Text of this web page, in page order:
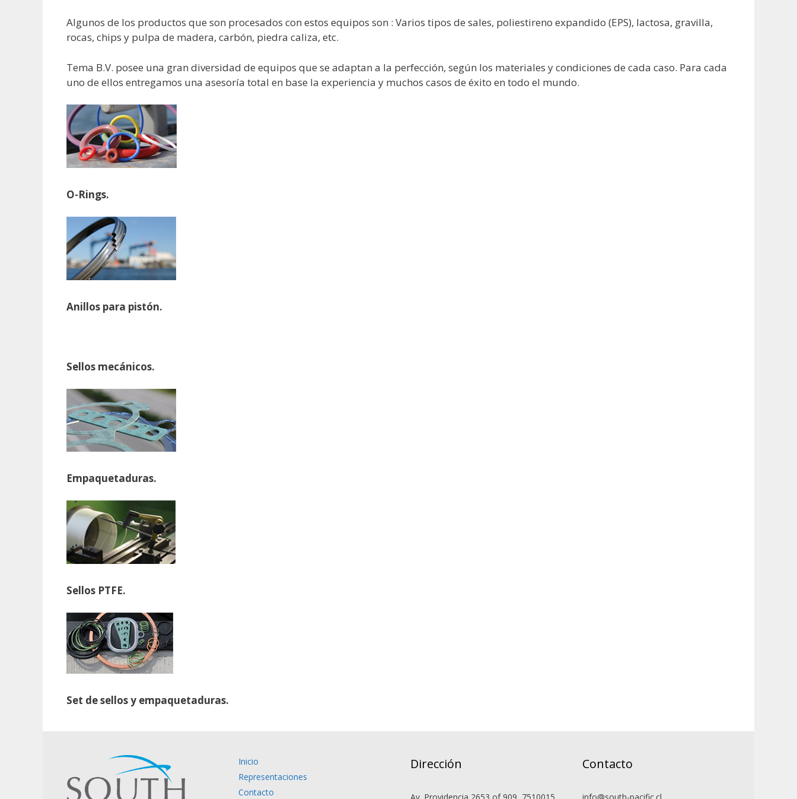
Algunos de los productos que son procesados con estos equipos son : Varios tipos de sales, poliestireno expandido (EPS), lactosa, gravilla,
rocas, chips y pulpa de madera, carbón, piedra caliza, etc.
Tema B.V. posee una gran diversidad de equipos que se adaptan a la perfección, según los materiales y condiciones de cada caso. Para cada
uno de ellos entregamos una asesoría total en base la experiencia y muchos casos de éxito en todo el mundo.
O-Rings.
Anillos para pistón.
Sellos mecánicos.
Empaquetaduras.
Sellos PTFE.
Set de sellos y empaquetaduras.
Inicio
Representaciones
Contacto
Dirección
Av. Providencia 2653 of 909, 7510015
Contacto
info@south-pacific.cl